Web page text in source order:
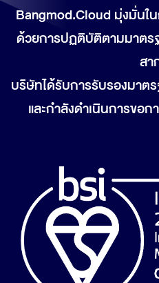
Bangmod.Cloud มุ่งมั่นใ
ด้วยการปฏติบัติตามมาตร
สา
บริษัทได้รับการรับรองมาต
และกำลังดำเนินการขอ